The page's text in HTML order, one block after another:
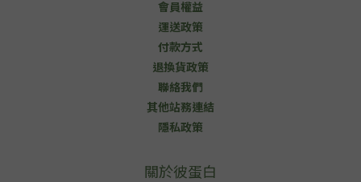
會員權益
運送政策
付款方式
退換貨政策
聯絡我們
其他站務連結
隱私政策
關於彼蛋白